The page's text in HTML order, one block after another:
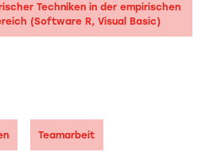
Techniken in der empirischen
(Software R, Visual Basic)
Teamarbeit